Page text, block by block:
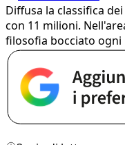
Diffusa la classifica
con 11 milioni.
filosofia bocciato